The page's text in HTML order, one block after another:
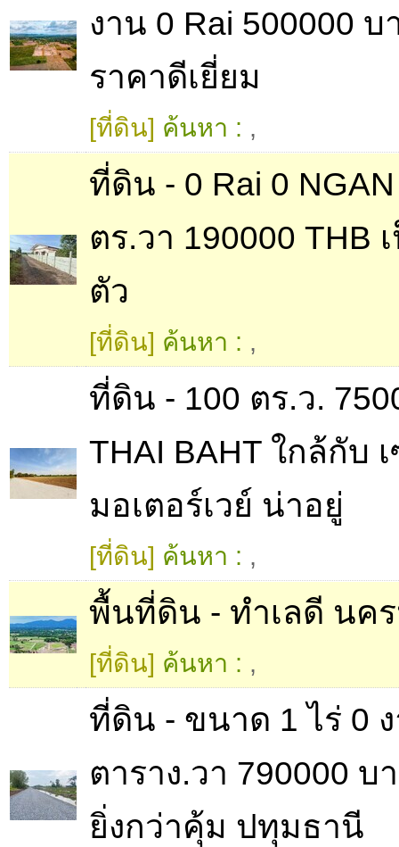
งาน 0 Rai 500000 บ
ราคาดีเยี่ยม
[ที่ดิน] ค้นหา : ,
ที่ดิน - 0 Rai 0
ตร.วา 190000 THB
ตัว
[ที่ดิน] ค้นหา : ,
ที่ดิน - 100 ตร.ว.
THAI BAHT ใกล้กับ
มอเตอร์เวย์ น่าอยู่
[ที่ดิน] ค้นหา : ,
พื้นที่ดิน - ทำเลดี นค
[ที่ดิน] ค้นหา : ,
ที่ดิน - ขนาด 1 ไร่ 0
ตาราง.วา 790000 บ
ยิ่งกว่าคุ้ม ปทุมธานี